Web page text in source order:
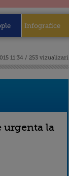
Infografice
11:34 / 253 vizualizari
urgenta la